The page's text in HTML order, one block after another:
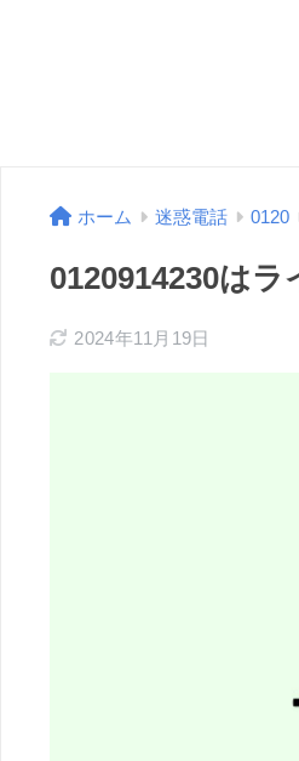
ホーム 迷惑電話 0120
0120914230は
2024年11月19日